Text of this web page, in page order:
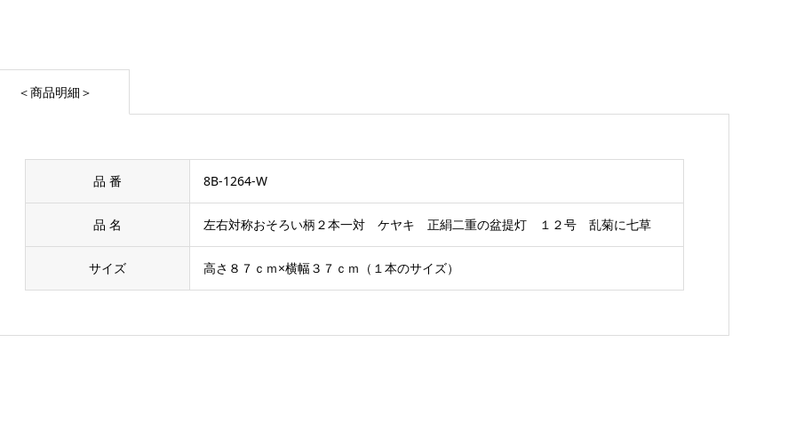
＜商品明細＞
品 番 8B-1264-W
品 名 左右対称おそろい柄２本一対 ケヤキ 正絹二重の盆提灯 １２号 乱菊に七草
サイズ 高さ８７ｃｍ×横幅３７ｃｍ（１本のサイズ）